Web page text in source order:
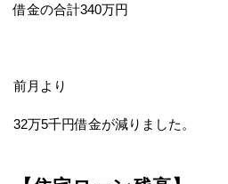
借金の合計340万円
前月より
32万5千円借金が減りました。